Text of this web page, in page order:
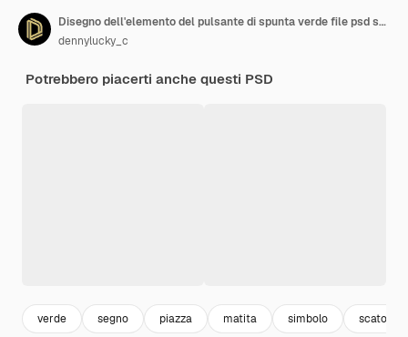
Disegno dell'elemento del pulsante di spunta verde file psd sfondo trasparente disegno del modello del simbolo di spunta
dennylucky_c
Potrebbero piacerti anche questi PSD
verde segno piazza matita simbolo scatola